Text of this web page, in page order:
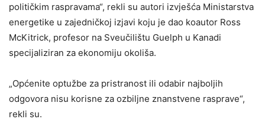
političkim raspravama“, rekli su autori izvješća Ministarstva
energetike u zajedničkoj izjavi koju je dao koautor Ross
McKitrick, profesor na Sveučilištu Guelph u Kanadi
specijaliziran za ekonomiju okoliša.
„Općenite optužbe za pristranost ili odabir najboljih
odgovora nisu korisne za ozbiljne znanstvene rasprave“,
rekli su.